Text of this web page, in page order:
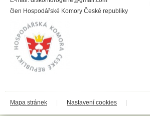
Chopa
ChupaChups
Claro
Cleanzy s.r.o.
Cleary Group Italy
Clovin Germany
Codaa
Colgate - Palmolive
Coty
Coyote
Dalli
Dalli - Werkge Germany
člen Hospodářské Komory České republiky
Mapa stránek Nastavení cookies